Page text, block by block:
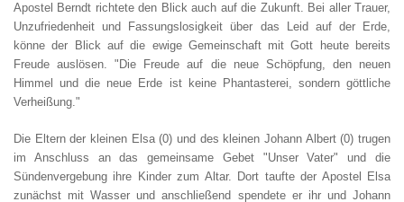
Apostel Berndt richtete den Blick auch auf die Zukunft. Bei aller Trauer,
Unzufriedenheit und Fassungslosigkeit über das Leid auf der Erde,
könne der Blick auf die ewige Gemeinschaft mit Gott heute bereits
Freude auslösen. "Die Freude auf die neue Schöpfung, den neuen
Himmel und die neue Erde ist keine Phantasterei, sondern göttliche
Verheißung."
Die Eltern der kleinen Elsa (0) und des kleinen Johann Albert (0) trugen
im Anschluss an das gemeinsame Gebet "Unser Vater" und die
Sündenvergebung ihre Kinder zum Altar. Dort taufte der Apostel Elsa
zunächst mit Wasser und anschließend spendete er ihr und Johann